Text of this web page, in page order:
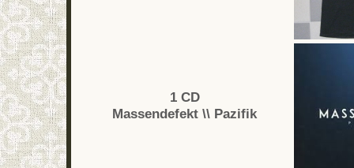
1 CD
Massendefekt \\ Pazifik